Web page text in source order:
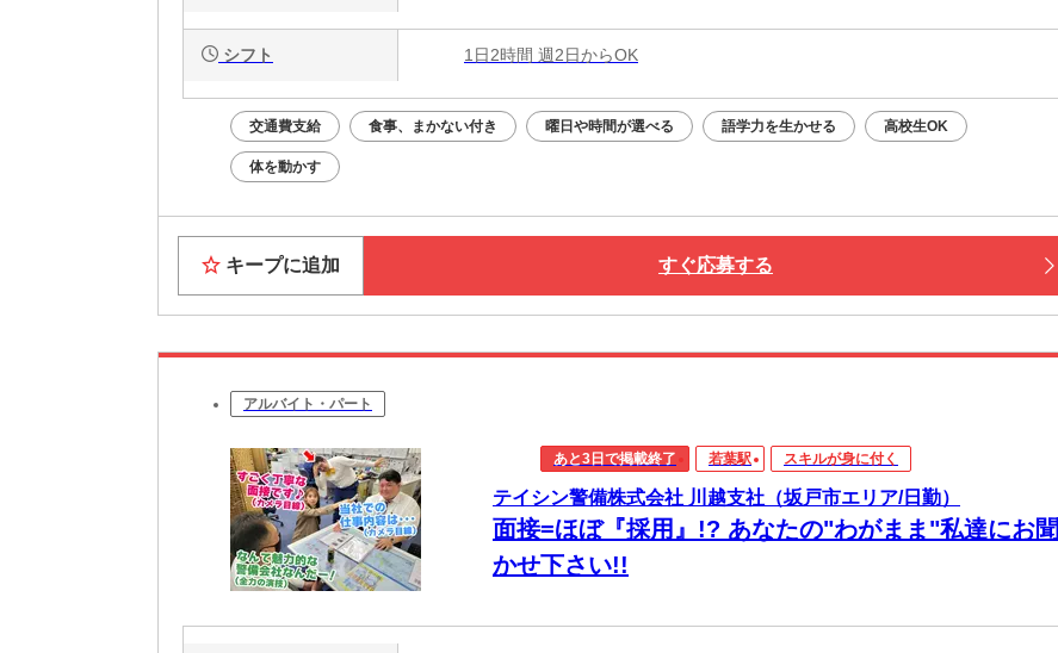
シフト 1日2時間 週2日からOK
交通費支給 食事、まかない付き 曜日や時間が選べる 語学力を生かせる 高校生OK
体を動かす
キープに追加 すぐ応募する
アルバイト・パート
あと3日で掲載終了 若葉駅 スキルが身に付く
テイシン警備株式会社 川越支社（坂戸市エリア/日勤）
面接=ほぼ『採用』!? あなたの"わがまま"私達にお聞
かせ下さい!!